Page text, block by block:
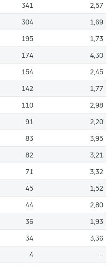
341
2,57
304
1,69
195
1,73
174
4,30
154
2,45
142
1,77
110
2,98
91
2,20
83
3,95
82
3,21
71
3,32
45
1,52
44
2,80
36
1,93
34
3,36
4
–